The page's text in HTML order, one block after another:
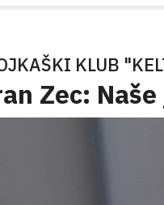
KLUB
Zec: